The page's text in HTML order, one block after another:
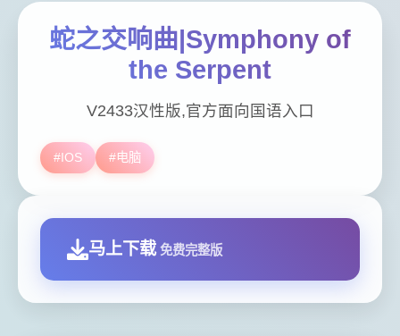
蛇之交响曲|Symphony of
the Serpent
V2433汉性版,官方面向国语入口
#IOS #电脑
马上下载 免费完整版